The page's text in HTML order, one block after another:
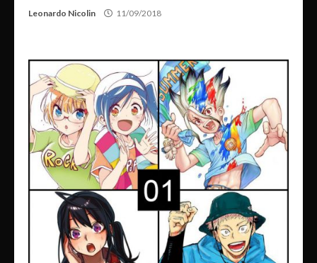
Leonardo Nicolin 11/09/2018